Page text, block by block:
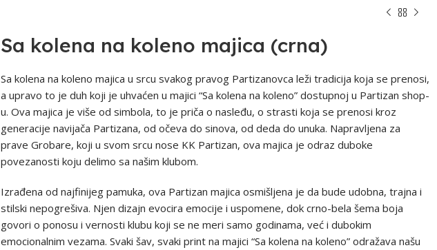
Sa kolena na koleno majica (crna)
Sa kolena na koleno majica u srcu svakog pravog Partizanovca leži tradicija koja se prenosi,
a upravo to je duh koji je uhvaćen u majici “Sa kolena na koleno” dostupnoj u Partizan shop-
u. Ova majica je više od simbola, to je priča o nasleđu, o strasti koja se prenosi kroz
generacije navijača Partizana, od očeva do sinova, od deda do unuka. Napravljena za
prave Grobare, koji u svom srcu nose KK Partizan, ova majica je odraz duboke
povezanosti koju delimo sa našim klubom.
Izrađena od najfinijeg pamuka, ova Partizan majica osmišljena je da bude udobna, trajna i
stilski nepogrešiva. Njen dizajn evocira emocije i uspomene, dok crno-bela šema boja
govori o ponosu i vernosti klubu koji se ne meri samo godinama, već i dubokim
emocionalnim vezama. Svaki šav, svaki print na majici “Sa kolena na koleno” odražava našu